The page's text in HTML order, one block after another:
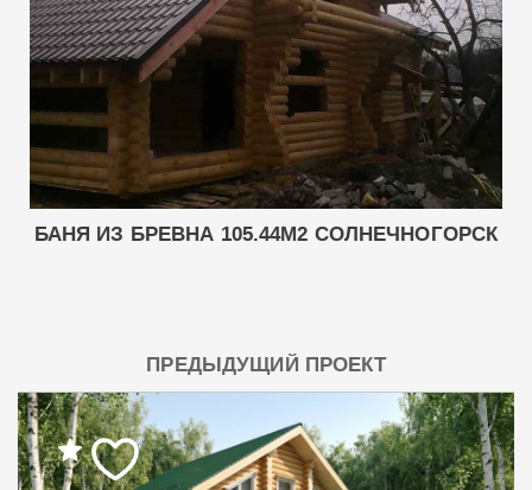
БАНЯ ИЗ БРЕВНА 105.44М2 СОЛНЕЧНОГОРСК
ПРЕДЫДУЩИЙ ПРОЕКТ